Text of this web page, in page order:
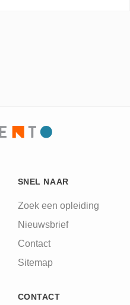
SNEL NAAR
Zoek een opleiding
Nieuwsbrief
Contact
Sitemap
CONTACT